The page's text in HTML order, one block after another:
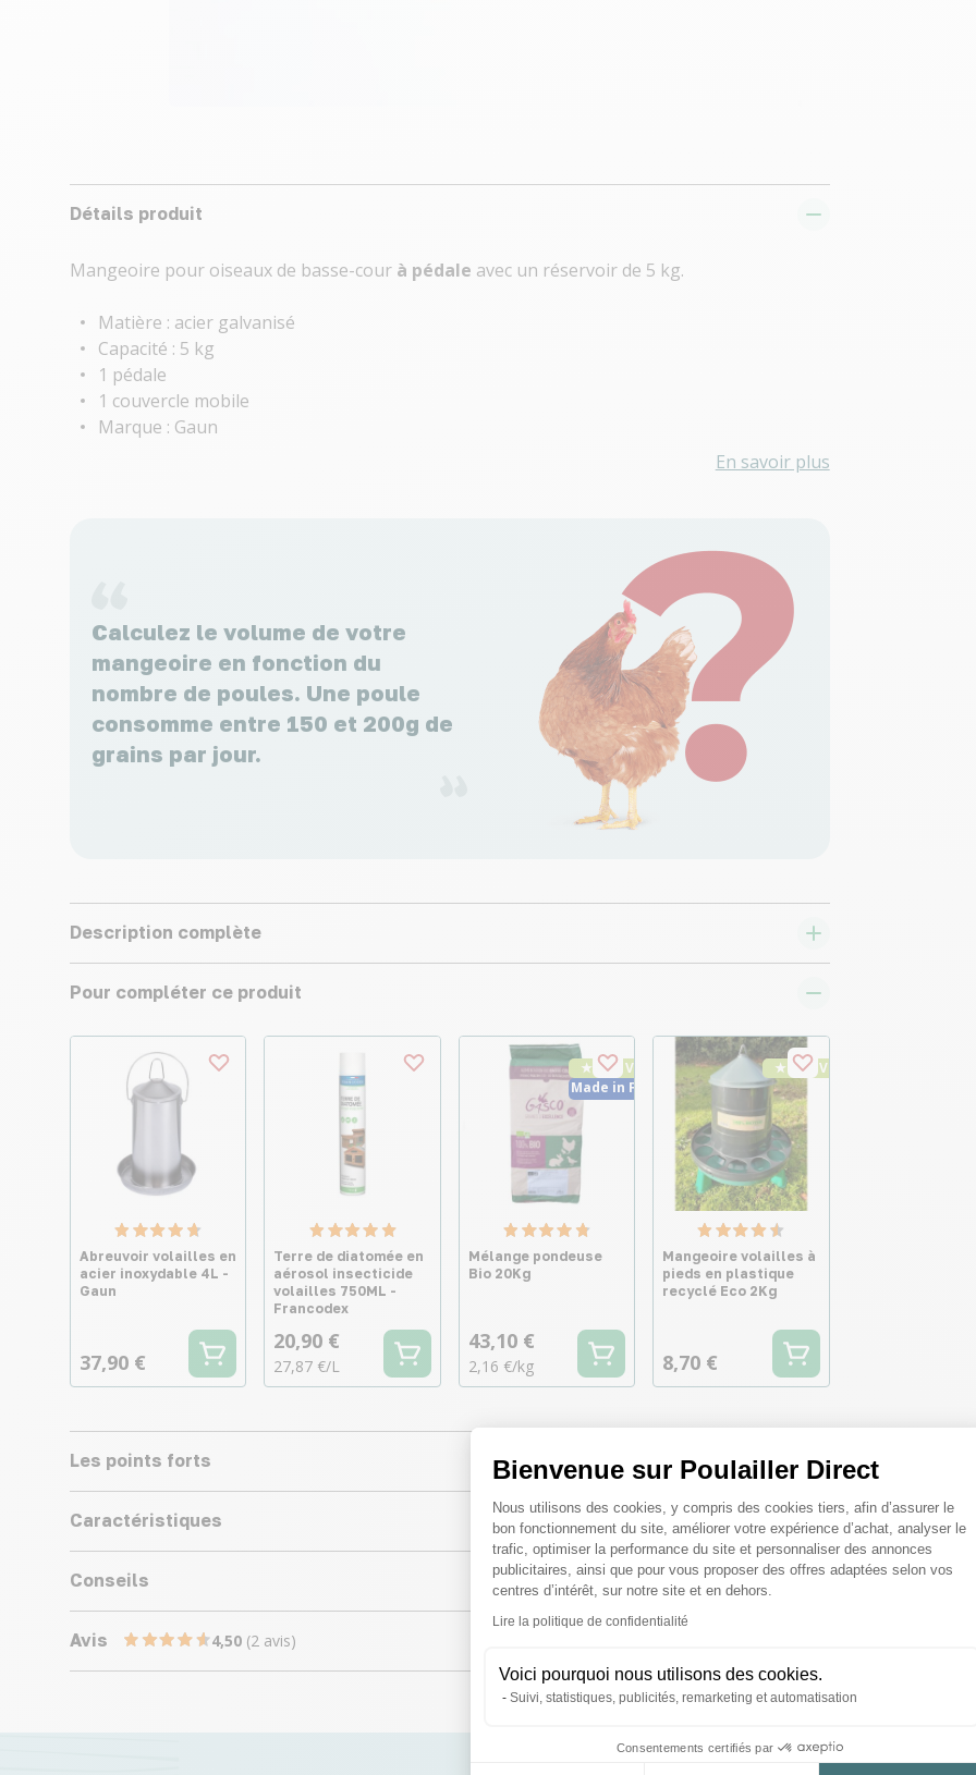
Bienvenue sur Poulailler Direct
Plateforme de Gestion du
Nous utilisons des cookies, y compris des cookies tiers, afin d’assurer le
bon fonctionnement du site, améliorer votre expérience d’achat, analyser le
trafic, optimiser la performance du site et personnaliser des annonces
publicitaires, ainsi que pour vous proposer des offres adaptées selon vos
centres d’intérêt, sur notre site et en dehors.
Lire la politique de confidentialité
Voici pourquoi nous utilisons des cookies.
Suivi, statistiques, publicités, remarketing et automatisation
Consentements certifiés par
Axeptio consent
Détails produit
Mangeoire pour oiseaux de basse-cour à pédale avec un réservoir de 5 kg.
Matière : acier galvanisé
Capacité : 5 kg
1 pédale
1 couvercle mobile
Marque : Gaun
En savoir plus
Calculez le volume de votre
mangeoire en fonction du
nombre de poules. Une poule
consomme entre 150 et 200g de
grains par jour.
Description complète
Pour compléter ce produit
Abreuvoir volailles en
acier inoxydable 4L -
Gaun
37,90 €
Terre de diatomée en
aérosol insecticide
volailles 750ML -
Francodex
20,90 €
27,87 €/L
★ Top Vente
Made in France
Mélange pondeuse
Bio 20Kg
43,10 €
2,16 €/kg
★ Top Vente
Mangeoire volailles à
pieds en plastique
recyclé Eco 2Kg
8,70 €
Les points forts
Caractéristiques
Conseils
Avis 4,50 (2 avis)